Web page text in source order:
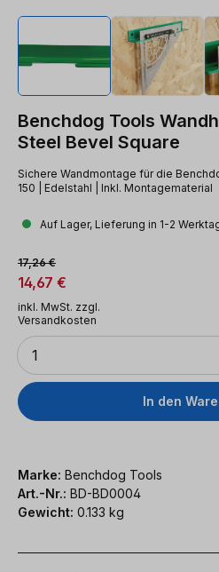
Benchdog Tools
Steel Bevel Square
Sichere Wandmontage für die
150 | Edelstahl | Inkl. Montagematerial
Auf Lager, Lieferung in 1-2
Verkaufspreis:
14,67 €
Regulärer Preis:
17,26 €
inkl. MwSt. zzgl.
Versandkosten
Anzahl
1
In den
Marke: Benchdog Tools
Art.-Nr.: BD-BD0004
Gewicht: 0.133 kg